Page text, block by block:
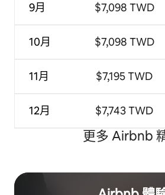
9月
10月
11月
12月
$7,098 TWD
$7,098 TWD
$7,195 TWD
$7,743 TWD
更多 Airbnb